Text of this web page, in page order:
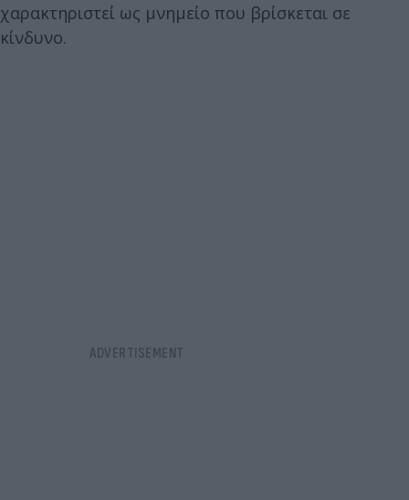
χαρακτηριστεί ως μνημείο που βρίσκεται σε
κίνδυνο.